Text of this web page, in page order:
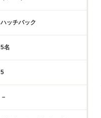
ハッチバック
5名
5
－